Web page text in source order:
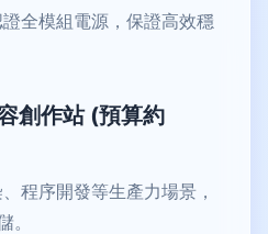
全模組電源，保證高效穩
創作站 (預算約
程序開發等生產力場景，
。